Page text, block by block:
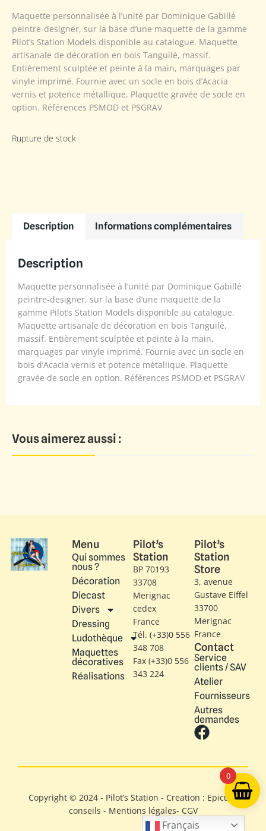
Maquette personnalisée à l’unité par Dominique Gabillé
peintre-designer, sur la base d’une maquette de la gamme
Pilot’s Station Models disponible au catalogue. Maquette
artisanale de décoration en bois Tanguilé, massif.
Entièrement sculptée et peinte à la main, marquages par
vinyle imprimé. Fournie avec un socle en bois d’Acacia
vernis et potence métallique. Plaquette gravée de socle en
option. Références PSMOD et PSGRAV
Rupture de stock
Description Informations complémentaires
Description
Maquette personnalisée à l’unité par Dominique Gabillé
peintre-designer, sur la base d’une maquette de la
gamme Pilot’s Station Models disponible au catalogue.
Maquette artisanale de décoration en bois Tanguilé,
massif. Entièrement sculptée et peinte à la main,
marquages par vinyle imprimé. Fournie avec un socle en
bois d’Acacia vernis et potence métallique. Plaquette
gravée de socle en option. Références PSMOD et PSGRAV
Vous aimerez aussi :
Menu
Qui sommes
nous ?
Décoration
Diecast
Divers
Dressing
Ludothèque
Maquettes
décoratives
Réalisations
Pilot’s
Station
BP 70193
33708
Merignac
cedex
France
Tél. (+33)0 556
348 708
Fax (+33)0 556
343 224
Pilot’s
Station
Store
3, avenue
Gustave Eiffel​
33700
Merignac
France
Contact
Service
clients / SAV
Atelier
Fournisseurs
Autres
demandes
Copyright © 2024 - Pilot’s Station - Creation : Epicure
conseils - Mentions légales- CGV
Français
0